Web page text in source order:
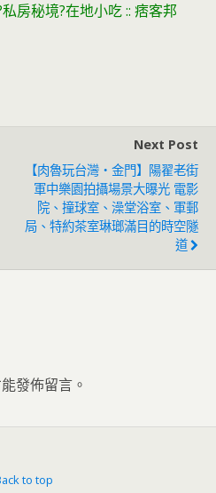
房秘境?在地小吃 :: 痞客邦
Next Post
【肉魯玩台灣‧金門】陽翟老街
軍中樂園拍攝場景大曝光 電影
院、撞球室、澡堂浴室、軍郵
局、特約茶室琳瑯滿目的時空隧
道
發佈留言。
to top